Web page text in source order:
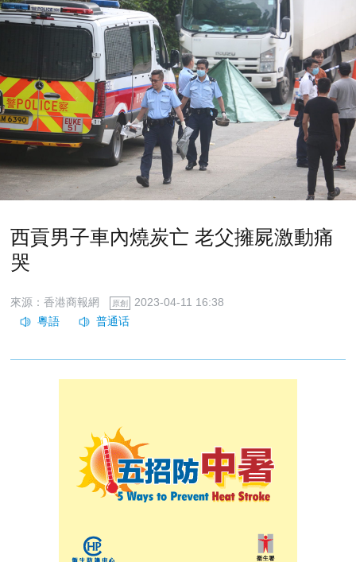
西貢男子車內燒炭亡 老父擁屍激動痛
哭
來源：香港商報網 原創 2023-04-11 16:38